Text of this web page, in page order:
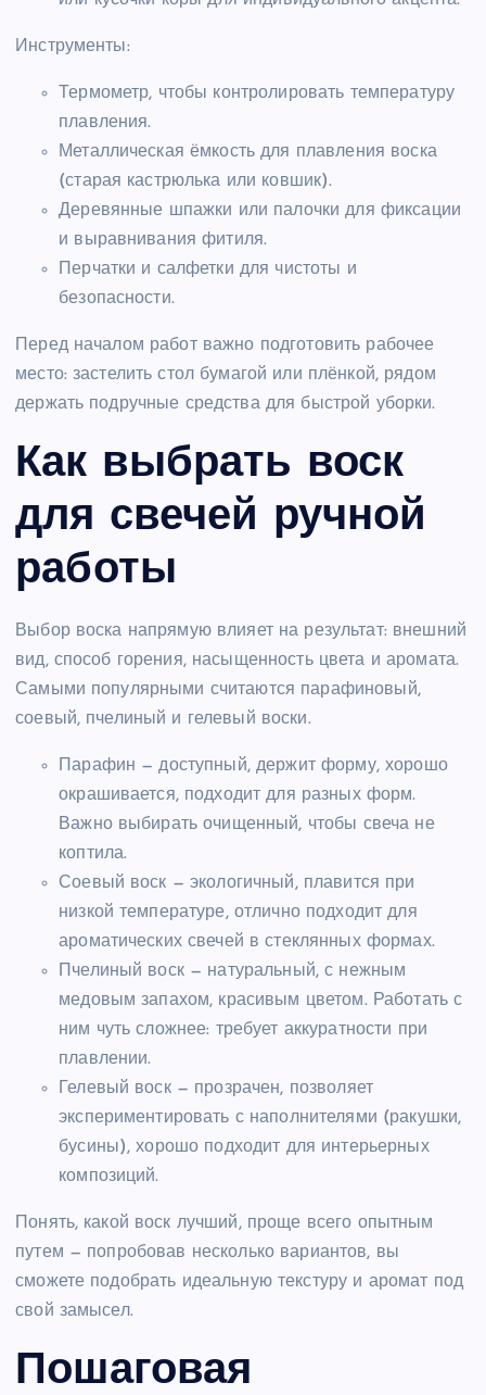
Инструменты:
Термометр, чтобы контролировать температуру
плавления.
Металлическая ёмкость для плавления воска
(старая кастрюлька или ковшик).
Деревянные шпажки или палочки для фиксации
и выравнивания фитиля.
Перчатки и салфетки для чистоты и
безопасности.
Перед началом работ важно подготовить рабочее
место: застелить стол бумагой или плёнкой, рядом
держать подручные средства для быстрой уборки.
Как выбрать воск
для свечей ручной
работы
Выбор воска напрямую влияет на результат: внешний
вид, способ горения, насыщенность цвета и аромата.
Самыми популярными считаются парафиновый,
соевый, пчелиный и гелевый воски.
Парафин — доступный, держит форму, хорошо
окрашивается, подходит для разных форм.
Важно выбирать очищенный, чтобы свеча не
коптила.
Соевый воск — экологичный, плавится при
низкой температуре, отлично подходит для
ароматических свечей в стеклянных формах.
Пчелиный воск — натуральный, с нежным
медовым запахом, красивым цветом. Работать с
ним чуть сложнее: требует аккуратности при
плавлении.
Гелевый воск — прозрачен, позволяет
экспериментировать с наполнителями (ракушки,
бусины), хорошо подходит для интерьерных
композиций.
Понять, какой воск лучший, проще всего опытным
путем — попробовав несколько вариантов, вы
сможете подобрать идеальную текстуру и аромат под
свой замысел.
Пошаговая